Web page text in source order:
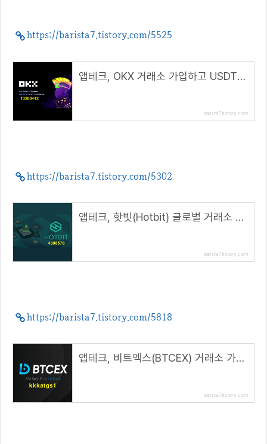
https://barista7.tistory.com/5525
앱테크, OKX 거래소 가입하고 USDT 받자( 추천코드 : 13200442 )
barista7.tistory.com
https://barista7.tistory.com/5302
앱테크, 핫빗(Hotbit) 글로벌 거래소 가입 방법( 추천 코드 : 4398578 )
barista7.tistory.com
https://barista7.tistory.com/5818
앱테크, 비트엑스(BTCEX) 거래소 가입 방법( 추천코드 : kkkatgs1 )
barista7.tistory.com